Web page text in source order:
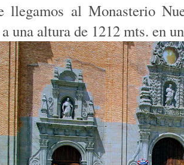
llegamos al Monasterio
una altura de 1212 mts. en